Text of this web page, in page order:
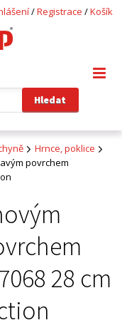
Košík
/
Registrace
/
Hrnce, poklice
povrchem
28 cm